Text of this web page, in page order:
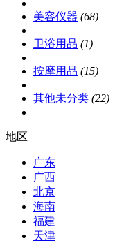
美容仪器 (68)
卫浴用品 (1)
按摩用品 (15)
其他未分类 (22)
地区
广东
广西
北京
海南
福建
天津